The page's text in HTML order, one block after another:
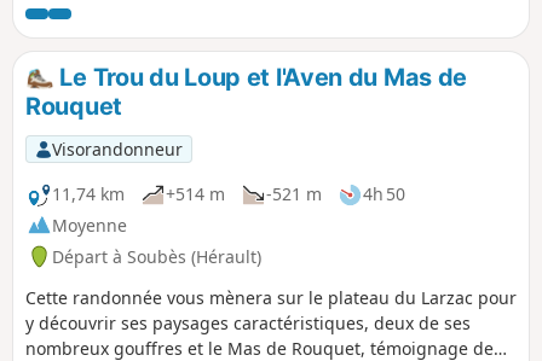
de suivre le balisage Jaune en passant
par le sentier botanique puis l'ancienne
route du sel qui permet d'atteindre les
contreforts du Larzac. Cette balade offre
une vue imprenable sur le Cirque du
Bout du Monde avant de revenir à notre
point de départ par le Camin Farrat.
Le Trou du Loup et l'Aven du Mas de
Rouquet
Visorandonneur
11,74 km
+514 m -521 m
4h 50
Moyenne
Départ à Soubès (Hérault)
Cette randonnée vous mènera sur le plateau du Larzac pour
y découvrir ses paysages caractéristiques, deux de ses
nombreux gouffres et le Mas de Rouquet, témoignage de